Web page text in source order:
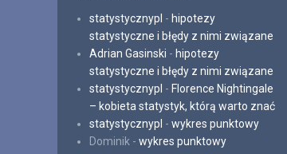
statystycznypl - hipotezy
statystyczne i błędy z nimi związane
Adrian Gasinski - hipotezy
statystyczne i błędy z nimi związane
statystycznypl - Florence Nightingale
– kobieta statystyk, którą warto znać
statystycznypl - wykres punktowy
Dominik - wykres punktowy